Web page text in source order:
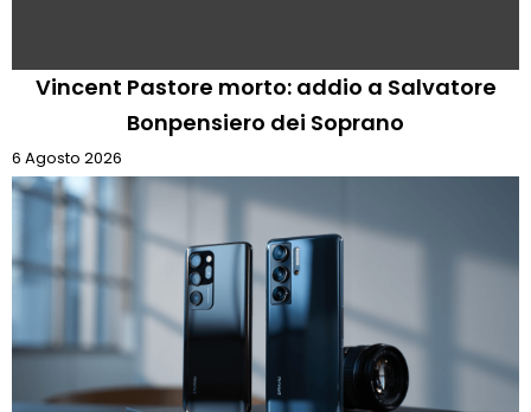
Vincent Pastore morto: addio a Salvatore
Bonpensiero dei Soprano
6 Agosto 2026